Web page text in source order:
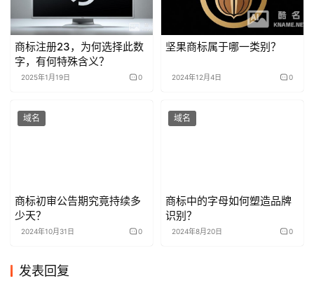
商标注册23，为何选择此数
字，有何特殊含义？
2025年1月19日 0
坚果商标属于哪一类别？
2024年12月4日 0
域名
商标初审公告期究竟持续多
少天？
2024年10月31日 0
域名
商标中的字母如何塑造品牌
识别？
2024年8月20日 0
发表回复